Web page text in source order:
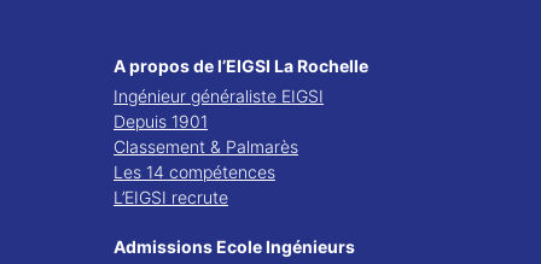
A propos de l’EIGSI La Rochelle
Ingénieur généraliste EIGSI
Depuis 1901
Classement & Palmarès
Les 14 compétences
L’EIGSI recrute
Admissions Ecole Ingénieurs